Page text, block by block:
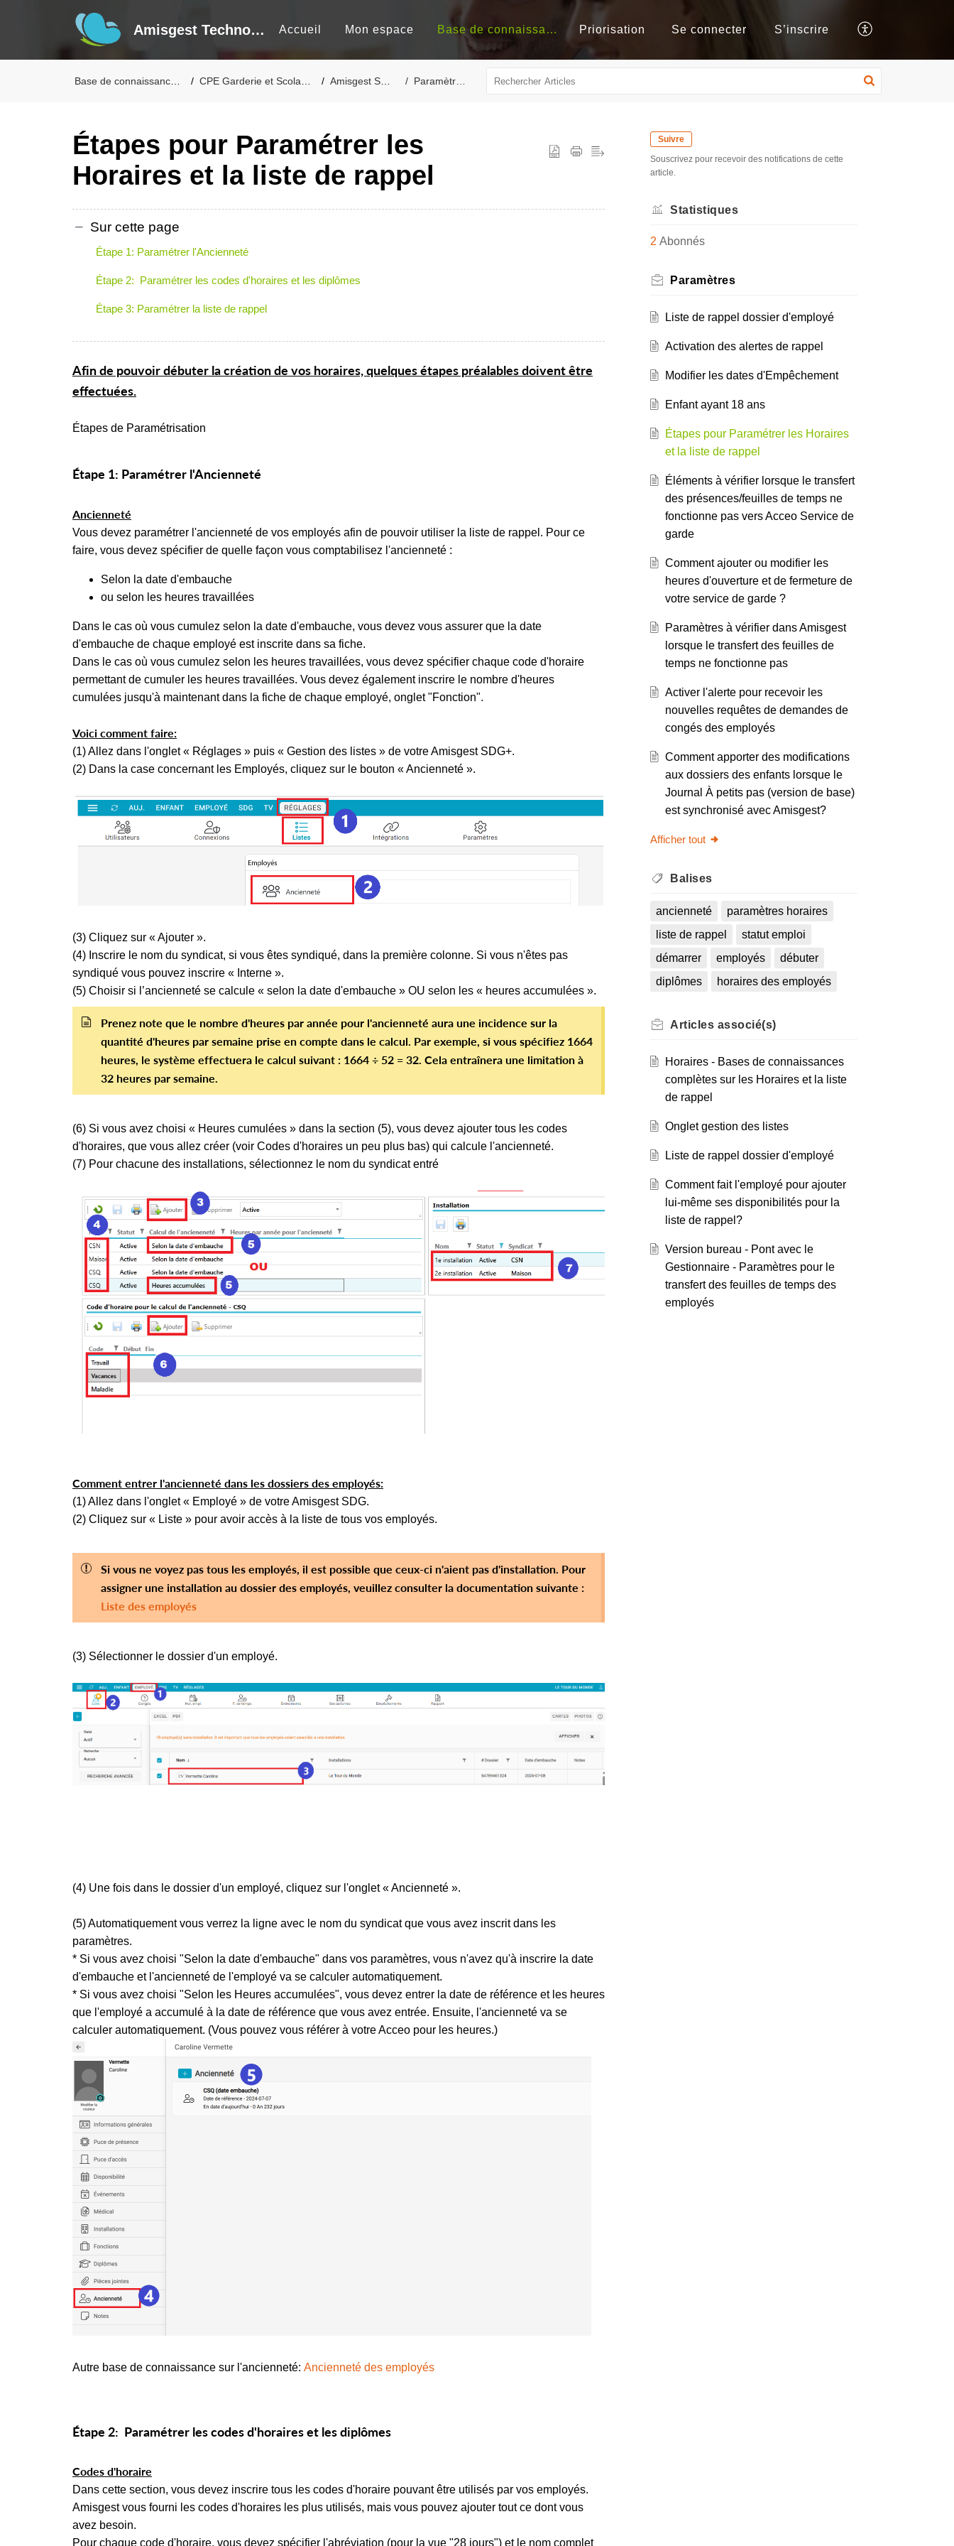
Amisgest Technologie inc Accueil Mon espace Base de connaissances Priorisation Se connecter S’inscrire
CPE Garderie et Scolaire Amisgest SDG Paramètres
Étapes pour Paramétrer les
Horaires et la liste de rappel
Sur cette page
Étape 1: Paramétrer l'Ancienneté
Étape 2: Paramétrer les codes d'horaires et les diplômes
Étape 3: Paramétrer la liste de rappel
Afin de pouvoir débuter la création de vos horaires, quelques étapes préalables doivent être
effectuées.
Étapes de Paramétrisation
Étape 1: Paramétrer l'Ancienneté
Ancienneté
Vous devez paramétrer l'ancienneté de vos employés afin de pouvoir utiliser la liste de rappel. Pour ce
faire, vous devez spécifier de quelle façon vous comptabilisez l'ancienneté :
Selon la date d'embauche
ou selon les heures travaillées
Dans le cas où vous cumulez selon la date d'embauche, vous devez vous assurer que la date
d'embauche de chaque employé est inscrite dans sa fiche.
Dans le cas où vous cumulez selon les heures travaillées, vous devez spécifier chaque code d'horaire
permettant de cumuler les heures travaillées. Vous devez également inscrire le nombre d'heures
cumulées jusqu'à maintenant dans la fiche de chaque employé, onglet "Fonction".
Voici comment faire:
(1) Allez dans l'onglet « Réglages » puis « Gestion des listes » de votre Amisgest SDG+.
(2) Dans la case concernant les Employés, cliquez sur le bouton « Ancienneté ».
(3) Cliquez sur « Ajouter ».
(4) Inscrire le nom du syndicat, si vous êtes syndiqué, dans la première colonne. Si vous n'êtes pas
syndiqué vous pouvez inscrire « Interne ».
(5) Choisir si l’ancienneté se calcule « selon la date d'embauche » OU selon les « heures accumulées ».
Prenez note que le nombre d'heures par année pour l'ancienneté aura une incidence sur la
quantité d'heures par semaine prise en compte dans le calcul. Par exemple, si vous spécifiez 1664
heures, le système effectuera le calcul suivant : 1664 ÷ 52 = 32. Cela entraînera une limitation à
32 heures par semaine.
(6) Si vous avez choisi « Heures cumulées » dans la section (5), vous devez ajouter tous les codes
d'horaires, que vous allez créer (voir Codes d'horaires un peu plus bas) qui calcule l'ancienneté.
(7) Pour chacune des installations, sélectionnez le nom du syndicat entré
Comment entrer l'ancienneté dans les dossiers des employés:
(1) Allez dans l'onglet « Employé » de votre Amisgest SDG.
(2) Cliquez sur « Liste » pour avoir accès à la liste de tous vos employés.
Si vous ne voyez pas tous les employés, il est possible que ceux-ci n'aient pas d'installation. Pour
assigner une installation au dossier des employés, veuillez consulter la documentation suivante :
Liste des employés
(3) Sélectionner le dossier d'un employé.
(4) Une fois dans le dossier d'un employé, cliquez sur l'onglet « Ancienneté ».
(5) Automatiquement vous verrez la ligne avec le nom du syndicat que vous avez inscrit dans les
paramètres.
* Si vous avez choisi "Selon la date d'embauche" dans vos paramètres, vous n'avez qu'à inscrire la date
d'embauche et l'ancienneté de l'employé va se calculer automatiquement.
* Si vous avez choisi "Selon les Heures accumulées", vous devez entrer la date de référence et les heures
que l'employé a accumulé à la date de référence que vous avez entrée. Ensuite, l'ancienneté va se
calculer automatiquement. (Vous pouvez vous référer à votre Acceo pour les heures.)
Autre base de connaissance sur l'ancienneté: Ancienneté des employés
Étape 2: Paramétrer les codes d'horaires et les diplômes
Codes d'horaire
Dans cette section, vous devez inscrire tous les codes d'horaire pouvant être utilisés par vos employés.
Amisgest vous fourni les codes d'horaires les plus utilisés, mais vous pouvez ajouter tout ce dont vous
avez besoin.
Pour chaque code d'horaire, vous devez spécifier l'abréviation (pour la vue "28 jours") et le nom complet
Suivre
Souscrivez pour recevoir des notifications de cette
article.
Statistiques
2 Abonnés
Paramètres
Liste de rappel dossier d'employé
Activation des alertes de rappel
Modifier les dates d'Empêchement
Enfant ayant 18 ans
Étapes pour Paramétrer les Horaires
et la liste de rappel
Éléments à vérifier lorsque le transfert
des présences/feuilles de temps ne
fonctionne pas vers Acceo Service de
garde
Comment ajouter ou modifier les
heures d'ouverture et de fermeture de
votre service de garde ?
Paramètres à vérifier dans Amisgest
lorsque le transfert des feuilles de
temps ne fonctionne pas
Activer l'alerte pour recevoir les
nouvelles requêtes de demandes de
congés des employés
Comment apporter des modifications
aux dossiers des enfants lorsque le
Journal À petits pas (version de base)
est synchronisé avec Amisgest?
Afficher tout
Balises
ancienneté
paramètres horaires
liste de rappel
statut emploi
démarrer
employés
débuter
diplômes
horaires des employés
Articles associé(s)
Horaires - Bases de connaissances
complètes sur les Horaires et la liste
de rappel
Onglet gestion des listes
Liste de rappel dossier d'employé
Comment fait l'employé pour ajouter
lui-même ses disponibilités pour la
liste de rappel?
Version bureau - Pont avec le
Gestionnaire - Paramètres pour le
transfert des feuilles de temps des
employés